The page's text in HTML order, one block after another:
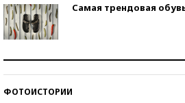
Самая трендовая
ФОТОИСТОРИИ